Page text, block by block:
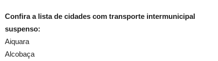
Confira a lista de cidades com transporte intermunicipal
suspenso:
Aiquara
Alcobaça